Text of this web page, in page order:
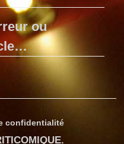
ou
confidentialité
.